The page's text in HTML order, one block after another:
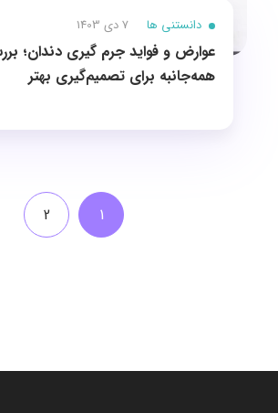
دانستنی ها 7 دی 1403
عوارض و فواید جرم‌ گیری دندان؛
همه‌جانبه برای تصمیم‌گیری بهتر
1
2